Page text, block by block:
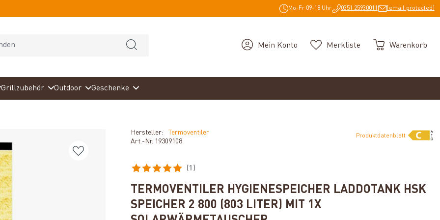
Mo-Fr 09-18 Uhr 0351 25930011 [email protected]
Mein Konto Merkliste Warenkorb
Grillzubehör Outdoor Geschenke
Hersteller:
Termoventiler
Art.-Nr. 19309108
Produktdatenblatt
(1)
TERMOVENTILER HYGIENESPEICHER LADDOTANK HSK
SPEICHER 2 800 (803 LITER) MIT 1X